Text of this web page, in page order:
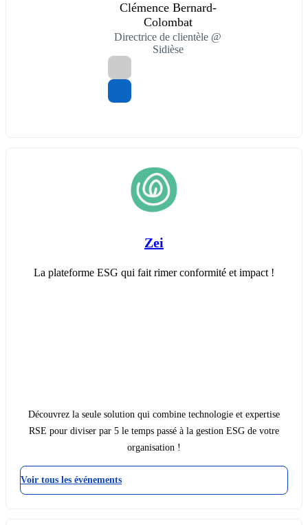
Clémence Bernard-
Colombat
Directrice de clientèle @
Sidièse
Zei
La plateforme ESG qui fait rimer conformité et impact !
Découvrez la seule solution qui combine technologie et expertise
RSE pour diviser par 5 le temps passé à la gestion ESG de votre
organisation !
Voir tous les événements